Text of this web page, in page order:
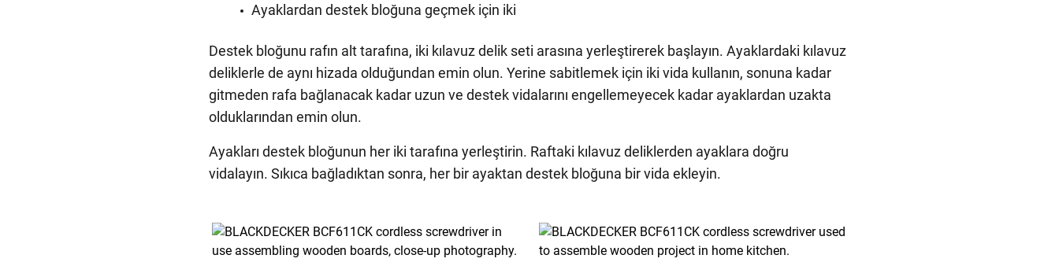
Ayaklardan destek bloğuna geçmek için iki
Destek bloğunu rafın alt tarafına, iki kılavuz delik seti arasına yerleştirerek başlayın. Ayaklardaki kılavuz
deliklerle de aynı hizada olduğundan emin olun. Yerine sabitlemek için iki vida kullanın, sonuna kadar
gitmeden rafa bağlanacak kadar uzun ve destek vidalarını engellemeyecek kadar ayaklardan uzakta
olduklarından emin olun.
Ayakları destek bloğunun her iki tarafına yerleştirin. Raftaki kılavuz deliklerden ayaklara doğru
vidalayın. Sıkıca bağladıktan sonra, her bir ayaktan destek bloğuna bir vida ekleyin.